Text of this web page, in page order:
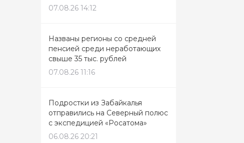
07.08.26 14:12
Названы регионы со средней
пенсией среди неработающих
свыше 35 тыс. рублей
07.08.26 11:16
Подростки из Забайкалья
отправились на Северный полюс
с экспедицией «Росатома»
06.08.26 20:21